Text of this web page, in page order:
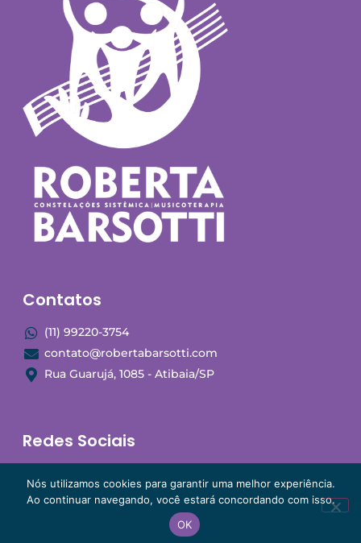
Contatos
(11) 99220-3754
contato@robertabarsotti.com
Rua Guarujá, 1085 - Atibaia/SP
Redes Sociais
Nós utilizamos cookies para garantir uma melhor experiência.
Ao continuar navegando, você estará concordando com isso.
OK